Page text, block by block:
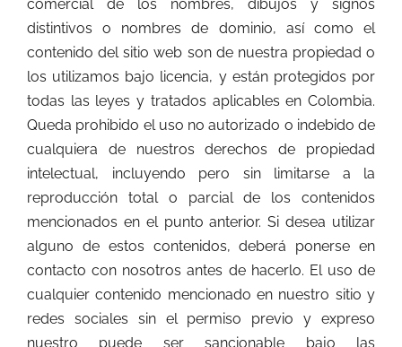
comercial de los nombres, dibujos y signos
distintivos o nombres de dominio, así como el
contenido del sitio web son de nuestra propiedad o
los utilizamos bajo licencia, y están protegidos por
todas las leyes y tratados aplicables en Colombia.
Queda prohibido el uso no autorizado o indebido de
cualquiera de nuestros derechos de propiedad
intelectual, incluyendo pero sin limitarse a la
reproducción total o parcial de los contenidos
mencionados en el punto anterior. Si desea utilizar
alguno de estos contenidos, deberá ponerse en
contacto con nosotros antes de hacerlo. El uso de
cualquier contenido mencionado en nuestro sitio y
redes sociales sin el permiso previo y expreso
nuestro puede ser sancionable bajo las